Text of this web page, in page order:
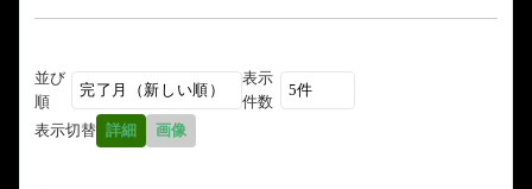
並び
順
表示
件数
表示切替 詳細 画像